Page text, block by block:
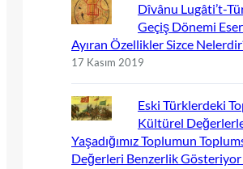
Dîvânu Lugâti’t-
Geçiş Dönemi
Ayıran Özellikler Sizce
17 Kasım 2019
Eski Türklerdeki
Kültürel
Yaşadığımız Toplumun
Değerleri Benzerlik Gösteriyor